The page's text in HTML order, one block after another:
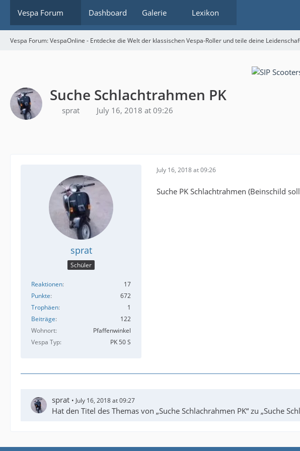
Vespa Forum Dashboard Galerie Lexikon
Vespa Forum: VespaOnline - Entdecke die Welt der klassischen Vespa-Roller und teile deine
Suche Schlachtrahmen PK
sprat July 16, 2018 at 09:26
sprat
Schüler
Reaktionen
17
Punkte
672
Trophäen
1
Beiträge
122
Wohnort
Pfaffenwinkel
Vespa Typ
PK 50 S
July 16, 2018 at 09:26
Suche PK Schlachtrahmen (Beinschild
sprat July 16, 2018 at 09:27
Hat den Titel des Themas von „Suche Schlachrahmen PK“ zu „Suche